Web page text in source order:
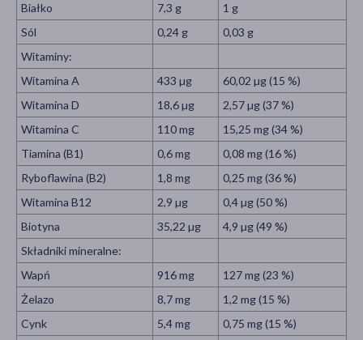
Białko 7,3 g
1 g
Sól
0,24 g
0,03 g
Witaminy:
Witamina A
433 µg
60,02 µg (15 %)
Witamina D
18,6 µg
2,57 µg (37 %)
Witamina C
110 mg
15,25 mg (34 %)
Tiamina (B1)
0,6 mg
0,08 mg (16 %)
Ryboflawina (B2)
1,8 mg
0,25 mg (36 %)
Witamina B12
2,9 µg
0,4 µg (50 %)
Biotyna
35,22 µg
4,9 µg (49 %)
Składniki mineralne:
Wapń
916 mg
127 mg (23 %)
Żelazo
8,7 mg
1,2 mg (15 %)
Cynk
5,4 mg
0,75 mg (15 %)